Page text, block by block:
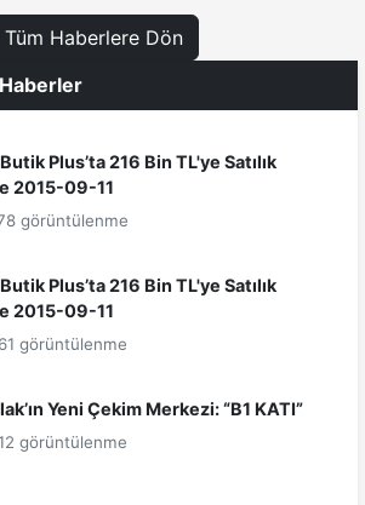
Tüm Haberlere Dön
Plus’ta 216 Bin TL'ye Satılık
2015-09-11
görüntülenme
Plus’ta 216 Bin TL'ye Satılık
2015-09-11
görüntülenme
Yeni Çekim Merkezi: “B1 KATI”
görüntülenme